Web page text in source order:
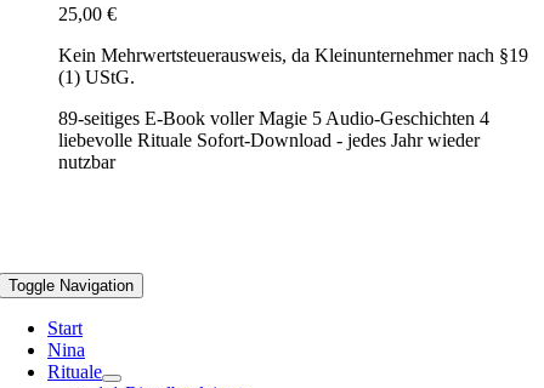
Toggle Navigation
Start
Nina
Rituale
25,00 €
Kein Mehrwertsteuerausweis, da Kleinunternehmer nach §19
(1) UStG.
89-seitiges E-Book voller Magie 5 Audio-Geschichten 4
liebevolle Rituale Sofort-Download - jedes Jahr wieder
nutzbar